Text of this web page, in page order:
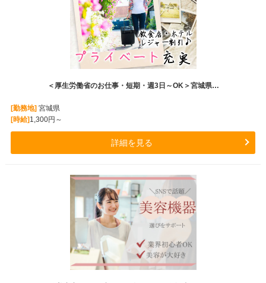
＜厚生労働省のお仕事・短期・週3日～OK＞宮城県…
[勤務地]宮城県
[時給]1,300円～
詳細を見る